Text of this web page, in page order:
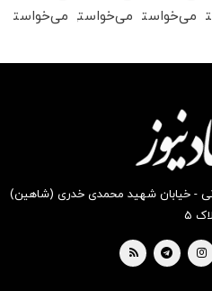
می‌خواستی
بخر !
می‌خواستی می‌خواستی
- خیابان شهید محمدی خدری (شاهین)
۵